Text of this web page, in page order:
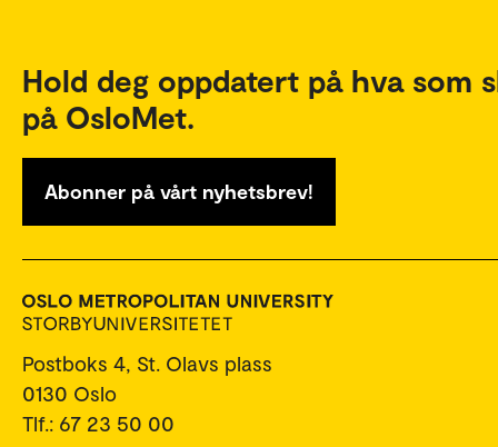
Hold deg oppdatert på hva som
på OsloMet.
Abonner på vårt nyhetsbrev!
Postboks 4, St. Olavs plass
0130 Oslo
Tlf.: 67 23 50 00